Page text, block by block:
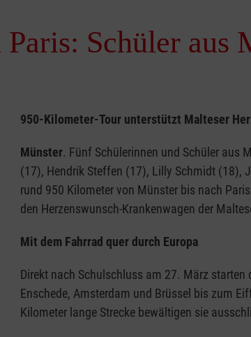
Schüler aus
950-Kilometer-Tour unterstützt Malteser
Münster. Fünf Schülerinnen und Schüler aus
(17), Hendrik Steffen (17), Lilly Schmidt (18),
rund 950 Kilometer von Münster bis nach
den Herzenswunsch-Krankenwagen der
Mit dem Fahrrad quer durch Europa
Direkt nach Schulschluss am 27. März
Enschede, Amsterdam und Brüssel bis zum
Kilometer lange Strecke bewältigen sie